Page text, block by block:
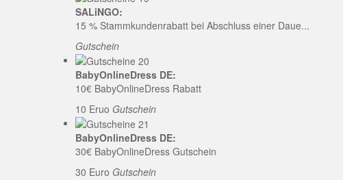
SALiNGO:
15 % Stammkundenrabatt bei Abschluss einer Daue...
Gutschein
BabyOnlineDress DE:
10€ BabyOnlineDress Rabatt
10 Eruo Gutschein
BabyOnlineDress DE:
30€ BabyOnlineDress Gutschein
30 Euro Gutschein